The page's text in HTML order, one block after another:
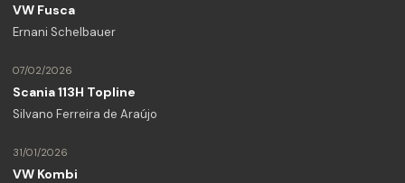
VW Fusca
Ernani Schelbauer
07/02/2026
Scania 113H Topline
Silvano Ferreira de Araújo
31/01/2026
VW Kombi